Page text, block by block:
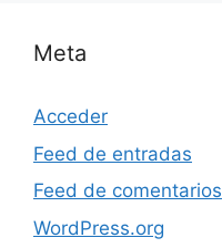
Meta
Acceder
Feed de entradas
Feed de comentarios
WordPress.org